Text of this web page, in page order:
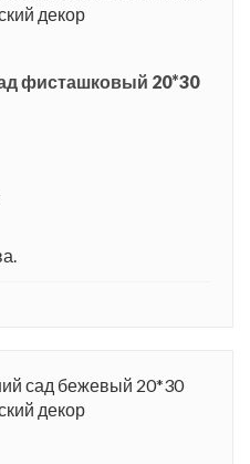
фисташковый 20*30